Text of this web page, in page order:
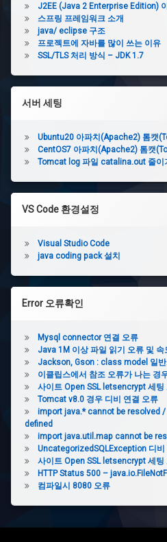
J2EE (Java 2 Enterprise Edition)
스프링 프레임워크 소개
java/ eclipse 구조
프로젝트에 자바를 많이 쓰는 이유
SSL/TLS 처리 방식 – JDK 1.7
서버 세팅
Ubuntu20 아파치(Apache2) 톰캣
CentOS7 아파치(Apache2) 톰캣
Tomcat log 파일 catalina.out 줄이
VS Code 환경설정
Visual Studio Code
java coding pack 설치
Error 오류확인
Mysql connector 연결 오류
Java 1M 이상 파일 읽기 오류 및 속
Jackson, Gson : class model 일반
이클립스에서 참조 오류가 나는 경
사이트 Open SSL letsencrypt 세팅
Tomcat v8.0 경우 디비 연결 오류
import java.* cannot be resolved
defined
import java.util.map cannot be
UncategorizedSQLException 디비
사이트 Open SSL letsencrypt 세팅
HTTP Status 500 –
컴파일시 8080 오류